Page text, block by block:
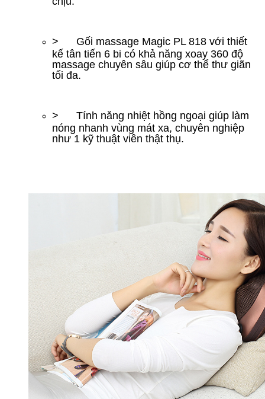
> Gối massage Magic PL 818 với thiết
kế tân tiến 6 bi có khả năng xoay 360 độ
massage chuyên sâu giúp cơ thể thư giãn
tối đa.
> Tính năng nhiệt hồng ngoại giúp làm
nóng nhanh vùng mát xa, chuyên nghiệp
như 1 kỹ thuật viên thật thụ.